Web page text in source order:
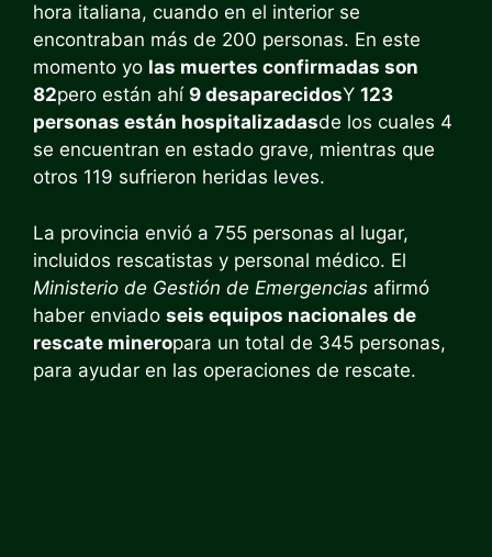
hora italiana, cuando en el interior se
encontraban más de 200 personas. En este
momento yo las muertes confirmadas son
82pero están ahí 9 desaparecidosY 123
personas están hospitalizadasde los cuales 4
se encuentran en estado grave, mientras que
otros 119 sufrieron heridas leves.
La provincia envió a 755 personas al lugar,
incluidos rescatistas y personal médico. El
Ministerio de Gestión de Emergencias afirmó
haber enviado seis equipos nacionales de
rescate mineropara un total de 345 personas,
para ayudar en las operaciones de rescate.